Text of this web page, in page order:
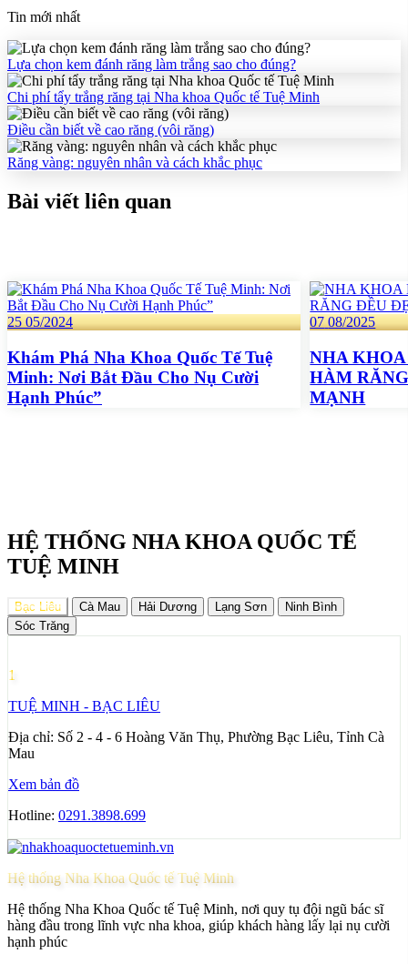
Tin mới nhất
Lựa chọn kem đánh răng làm trắng sao cho đúng?
Chi phí tẩy trắng răng tại Nha khoa Quốc tế Tuệ Minh
Điều cần biết về cao răng (vôi răng)
Răng vàng: nguyên nhân và cách khắc phục
Bài viết liên quan
25 05/2024
Khám Phá Nha Khoa Quốc Tế Tuệ
Minh: Nơi Bắt Đầu Cho Nụ Cười
Hạnh Phúc”
07 08/2025
NHA
HÀM
MẠNH
HỆ THỐNG NHA KHOA QUỐC TẾ
TUỆ MINH
Bạc Liêu Cà Mau Hải Dương Lạng Sơn
Ninh Bình
Sóc Trăng
1
TUỆ MINH - BẠC LIÊU
Địa chỉ: Số 2 - 4 - 6 Hoàng Văn Thụ, Phường Bạc Liêu, Tỉnh Cà
Mau
Xem bản đồ
Hotline: 0291.3898.699
Hệ thống Nha Khoa Quốc tế Tuệ Minh
Hệ thống Nha Khoa Quốc tế Tuệ Minh, nơi quy tụ đội ngũ bác sĩ
hàng đầu trong lĩnh vực nha khoa, giúp khách hàng lấy lại nụ cười
hạnh phúc